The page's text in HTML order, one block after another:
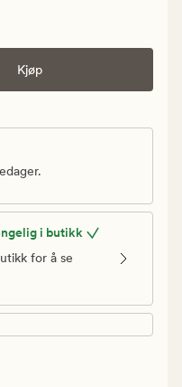
Kjøp
i butikk
for å se